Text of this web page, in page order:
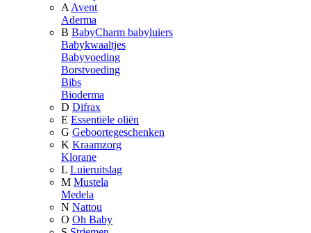
A Avent
Aderma
B BabyCharm babyluiers
Babykwaaltjes
Babyvoeding
Borstvoeding
Bibs
Bioderma
D Difrax
E Essentiële oliën
G Geboortegeschenken
K Kraamzorg
Klorane
L Luieruitslag
M Mustela
Medela
N Nattou
O Oh Baby